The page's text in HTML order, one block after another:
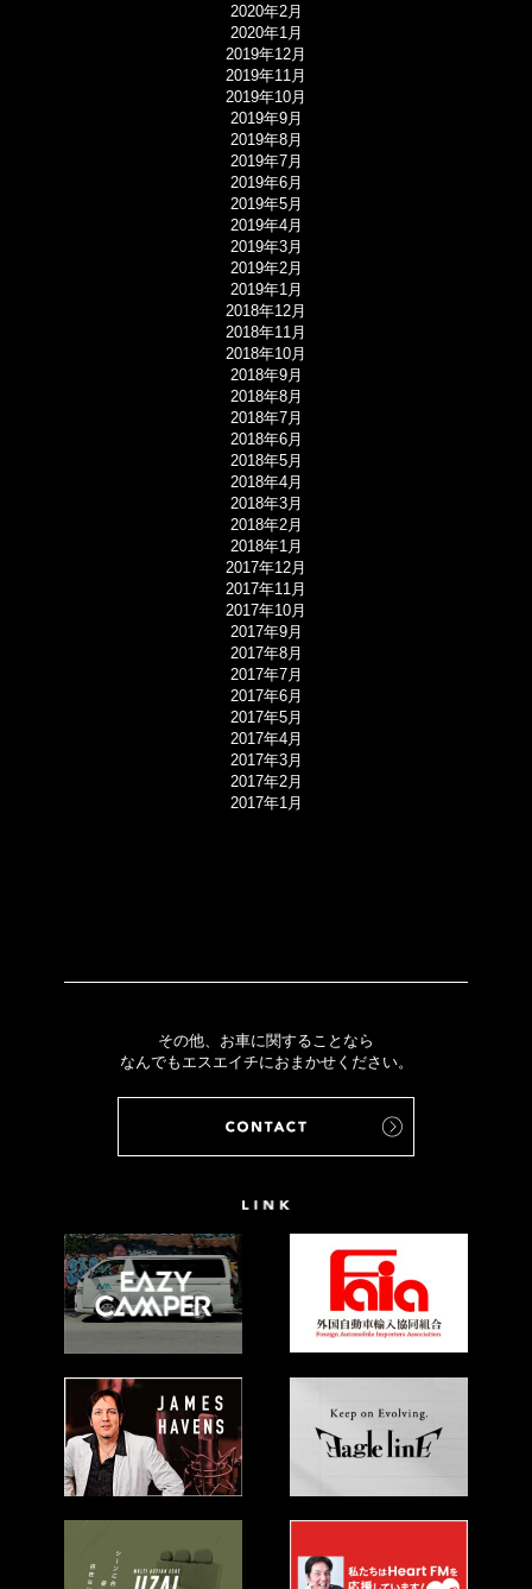
2020年2月
2020年1月
2019年12月
2019年11月
2019年10月
2019年9月
2019年8月
2019年7月
2019年6月
2019年5月
2019年4月
2019年3月
2019年2月
2019年1月
2018年12月
2018年11月
2018年10月
2018年9月
2018年8月
2018年7月
2018年6月
2018年5月
2018年4月
2018年3月
2018年2月
2018年1月
2017年12月
2017年11月
2017年10月
2017年9月
2017年8月
2017年7月
2017年6月
2017年5月
2017年4月
2017年3月
2017年2月
2017年1月
その他、お車に関することなら
なんでもエスエイチにおまかせください。